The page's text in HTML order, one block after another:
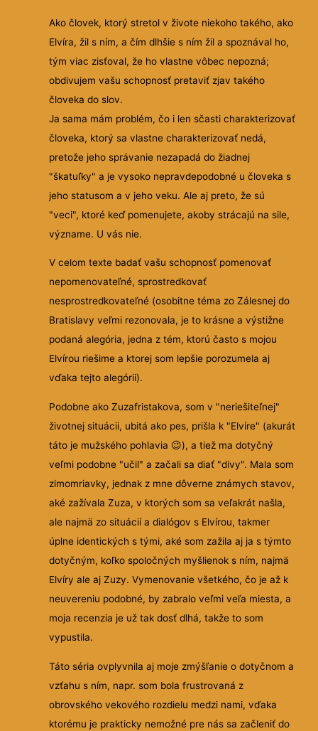
Ako človek, ktorý stretol v živote niekoho takého, ako
Elvíra, žil s ním, a čím dlhšie s ním žil a spoznával ho,
tým viac zisťoval, že ho vlastne vôbec nepozná;
obdivujem vašu schopnosť pretaviť zjav takého
človeka do slov.
Ja sama mám problém, čo i len sčasti charakterizovať
človeka, ktorý sa vlastne charakterizovať nedá,
pretože jeho správanie nezapadá do žiadnej
"škatuľky" a je vysoko nepravdepodobné u človeka s
jeho statusom a v jeho veku. Ale aj preto, že sú
"veci", ktoré keď pomenujete, akoby strácajú na sile,
význame. U vás nie.
V celom texte badať vašu schopnosť pomenovať
nepomenovateľné, sprostredkovať
nesprostredkovateľné (osobitne téma zo Zálesnej do
Bratislavy veľmi rezonovala, je to krásne a výstižne
podaná alegória, jedna z tém, ktorú často s mojou
Elvírou riešime a ktorej som lepšie porozumela aj
vďaka tejto alegórii).
Podobne ako Zuzafristakova, som v "neriešiteľnej"
životnej situácii, ubitá ako pes, prišla k "Elvíre" (akurát
táto je mužského pohlavia 😉), a tiež ma dotyčný
veľmi podobne "učil" a začali sa diať "divy". Mala som
zimomriavky, jednak z mne dôverne známych stavov,
aké zažívala Zuza, v ktorých som sa veľakrát našla,
ale najmä zo situácií a dialógov s Elvírou, takmer
úplne identických s tými, aké som zažila aj ja s týmto
dotyčným, koľko spoločných myšlienok s ním, najmä
Elvíry ale aj Zuzy. Vymenovanie všetkého, čo je až k
neuvereniu podobné, by zabralo veľmi veľa miesta, a
moja recenzia je už tak dosť dlhá, takže to som
vypustila.
Táto séria ovplyvnila aj moje zmýšľanie o dotyčnom a
vzťahu s ním, napr. som bola frustrovaná z
obrovského vekového rozdielu medzi nami, vďaka
ktorému je prakticky nemožné pre nás sa začleniť do